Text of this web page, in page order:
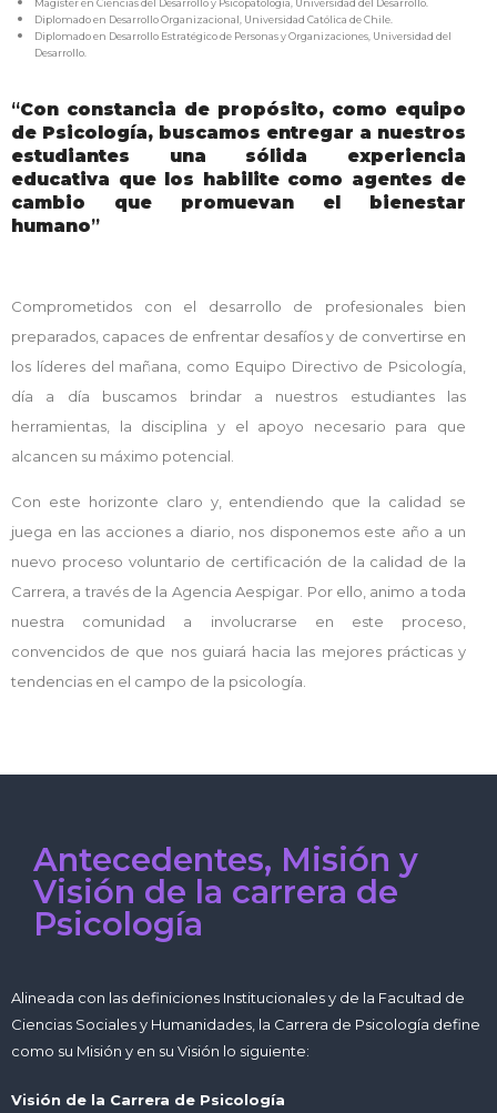
“Con constancia de propósito, como equipo
de Psicología, buscamos entregar a nuestros
estudiantes una sólida experiencia
educativa que los habilite como agentes de
cambio que promuevan el bienestar
humano”
Comprometidos con el desarrollo de profesionales bien
preparados, capaces de enfrentar desafíos y de convertirse en
los líderes del mañana, como Equipo Directivo de Psicología,
día a día buscamos brindar a nuestros estudiantes las
herramientas, la disciplina y el apoyo necesario para que
alcancen su máximo potencial.
Con este horizonte claro y, entendiendo que la calidad se
juega en las acciones a diario, nos disponemos este año a un
nuevo proceso voluntario de certificación de la calidad de la
Carrera, a través de la Agencia Aespigar. Por ello, animo a toda
nuestra comunidad a involucrarse en este proceso,
convencidos de que nos guiará hacia las mejores prácticas y
tendencias en el campo de la psicología.
Diplomado en Desarrollo Organizacional, Universidad Católica de Chile.
Diplomado en Desarrollo Estratégico de Personas y Organizaciones, Universidad del
Desarrollo.
Antecedentes, Misión y
Visión de la carrera de
Psicología
Alineada con las definiciones Institucionales y de la Facultad de
Ciencias Sociales y Humanidades, la Carrera de Psicología define
como su Misión y en su Visión lo siguiente:
Visión de la Carrera de Psicología